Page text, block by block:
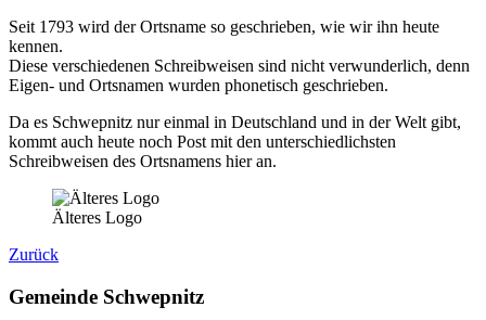
Seit 1793 wird der Ortsname so geschrieben, wie wir ihn heute
kennen.
Diese verschiedenen Schreibweisen sind nicht verwunderlich, denn
Eigen- und Ortsnamen wurden phonetisch geschrieben.
Da es Schwepnitz nur einmal in Deutschland und in der Welt gibt,
kommt auch heute noch Post mit den unterschiedlichsten
Schreibweisen des Ortsnamens hier an.
Älteres Logo
Zurück
Gemeinde Schwepnitz